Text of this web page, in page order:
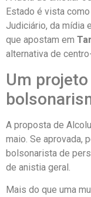
Estado é vista
Judiciário, da mídia
que apostam em
alternativa de
Um
A proposta de
maio. Se aprovada,
bolsonarista de
de anistia geral.
Mais do que uma